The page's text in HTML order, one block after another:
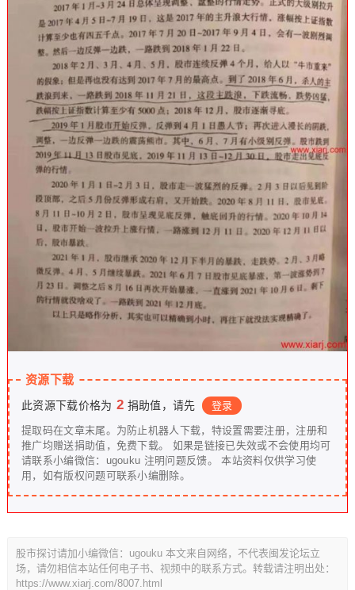
资源下载
此资源下载价格为 2 捐助值，请先 登录
提取码在文章末尾。为防止机器人下载，特设置需要注册，注册和
推广均赠送捐助值，免费下载。 如果是链接已失效或不会使用均可
请联系小编微信：ugouku 注明问题反馈。 本站资料仅供学习使
用，如有版权问题可联系小编删除。
股市探讨请加小编微信：ugouku 本文来自网络，不代表闽发论坛立
场，请勿相信本站任何电子书、视频中的联系方式。转载请注明出处：
https://www.xiarj.com/8007.html